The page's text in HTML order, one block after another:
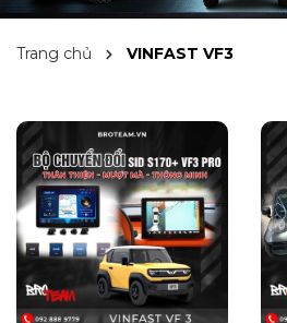
Trang chủ VINFAST VF3